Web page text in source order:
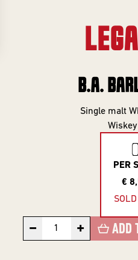
Core Range
For The Love
Of Hops
brewing
B.A.
Single malt
PER
€
− + ADD